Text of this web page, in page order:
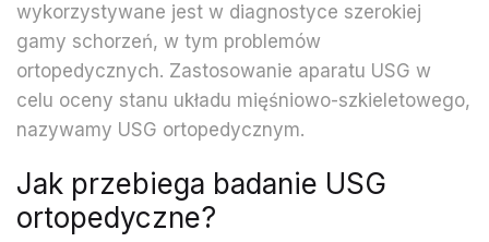
wykorzystywane jest w diagnostyce szerokiej
gamy schorzeń, w tym problemów
ortopedycznych. Zastosowanie aparatu USG w
celu oceny stanu układu mięśniowo-szkieletowego,
nazywamy USG ortopedycznym.
Jak przebiega badanie USG
ortopedyczne?